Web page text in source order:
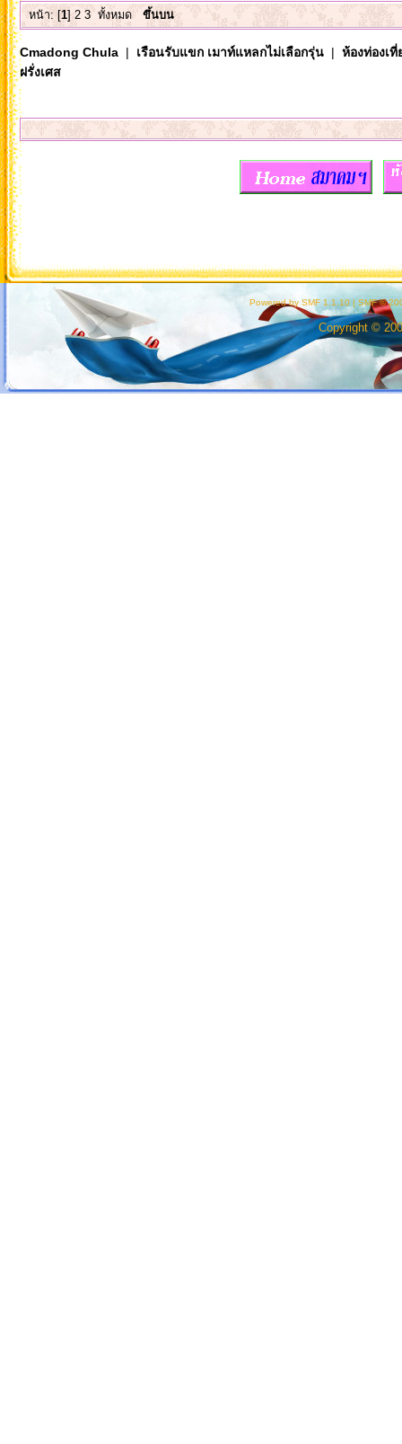
หน้า: [1]2 3 ทั้งหมด ขึ้นบน
Cmadong Chula| เรือนรับแขก เมาท์แหลกไม่เลือกรุ่น| ห้องท่องเ
ฝรั่งเศส
Powered by SMF 1.1.10 | SMF ©
Copyright ©